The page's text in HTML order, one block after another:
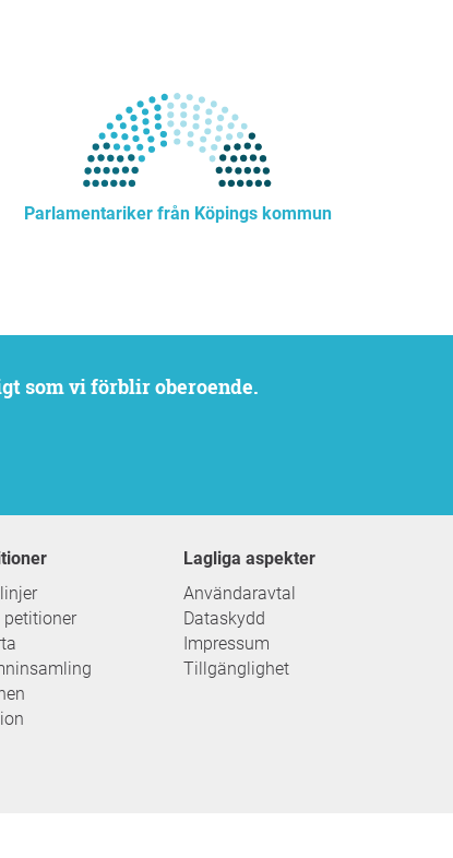
Parlamentariker från Köpings kommun
som vi förblir oberoende.
petitioner
Lagliga aspekter
Användaravtal
Dataskydd
Impressum
Tillgänglighet